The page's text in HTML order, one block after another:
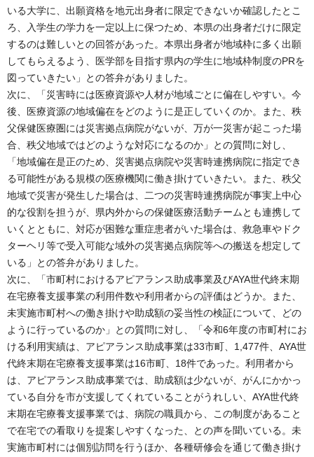
いる大学に、出願資格を地元出身者に限定できないか確認したとこ
ろ、入学生の学力を一定以上に保つため、本県の出身者だけに限定
するのは難しいとの回答があった。本県出身者が地域枠に多く出願
してもらえるよう、医学部を目指す県内の学生に地域枠制度のPRを
図っていきたい」との答弁がありました。
次に、「災害時には医療資源や人材が地域ごとに偏在しやすい。今
後、医療資源の地域偏在をどのように是正していくのか。また、秩
父保健医療圏には災害拠点病院がないが、万が一災害が起こった場
合、秩父地域ではどのような対応になるのか」との質問に対し、
「地域偏在是正のため、災害拠点病院や災害時連携病院に指定でき
る可能性がある規模の医療機関に働き掛けていきたい。また、秩父
地域で災害が発生した場合は、二つの災害時連携病院が事実上中心
的な役割を担うが、県内外からの保健医療活動チームとも連携して
いくとともに、対応が困難な重症患者がいた場合は、救急車やドク
ターヘリ等で受入可能な域外の災害拠点病院等への搬送を想定して
いる」との答弁がありました。
次に、「市町村におけるアピアランス助成事業及びAYA世代終末期
在宅療養支援事業の利用件数や利用者からの評価はどうか。また、
未実施市町村への働き掛けや助成額の妥当性の検証について、どの
ように行っているのか」との質問に対し、「令和6年度の市町村にお
ける利用実績は、アピアランス助成事業は33市町、1,477件、AYA世
代終末期在宅療養支援事業は16市町、18件であった。利用者から
は、アピアランス助成事業では、助成額は少ないが、がんにかかっ
ている自分を市が支援してくれていることがうれしい、AYA世代終
末期在宅療養支援事業では、病院の職員から、この制度があること
で在宅での看取りを提案しやすくなった、との声を聞いている。未
実施市町村には個別訪問を行うほか、各種研修会を通じて働き掛け